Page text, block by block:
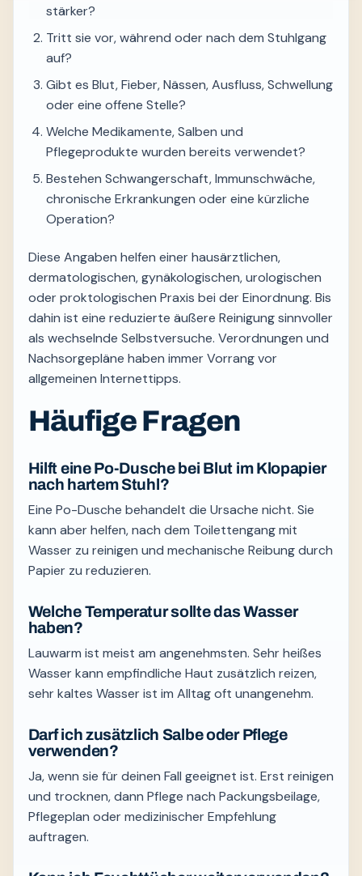
stärker?
Tritt sie vor, während oder nach dem Stuhlgang
auf?
Gibt es Blut, Fieber, Nässen, Ausfluss, Schwellung
oder eine offene Stelle?
Welche Medikamente, Salben und
Pflegeprodukte wurden bereits verwendet?
Bestehen Schwangerschaft, Immunschwäche,
chronische Erkrankungen oder eine kürzliche
Operation?
Diese Angaben helfen einer hausärztlichen,
dermatologischen, gynäkologischen, urologischen
oder proktologischen Praxis bei der Einordnung. Bis
dahin ist eine reduzierte äußere Reinigung sinnvoller
als wechselnde Selbstversuche. Verordnungen und
Nachsorgepläne haben immer Vorrang vor
allgemeinen Internettipps.
Häufige Fragen
Hilft eine Po-Dusche bei Blut im Klopapier
nach hartem Stuhl?
Eine Po-Dusche behandelt die Ursache nicht. Sie
kann aber helfen, nach dem Toilettengang mit
Wasser zu reinigen und mechanische Reibung durch
Papier zu reduzieren.
Welche Temperatur sollte das Wasser
haben?
Lauwarm ist meist am angenehmsten. Sehr heißes
Wasser kann empfindliche Haut zusätzlich reizen,
sehr kaltes Wasser ist im Alltag oft unangenehm.
Darf ich zusätzlich Salbe oder Pflege
verwenden?
Ja, wenn sie für deinen Fall geeignet ist. Erst reinigen
und trocknen, dann Pflege nach Packungsbeilage,
Pflegeplan oder medizinischer Empfehlung
auftragen.